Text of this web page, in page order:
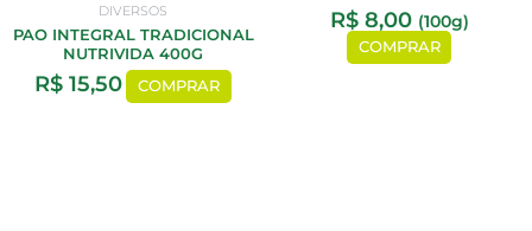
DIVERSOS
PAO INTEGRAL TRADICIONAL
NUTRIVIDA 400G
R$ 15,50 COMPRAR
R$8,00 (100g)
COMPRAR